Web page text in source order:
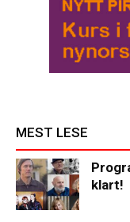
MEST LESE
klart!